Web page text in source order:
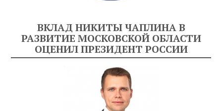
ВКЛАД НИКИТЫ ЧАПЛИНА В
РАЗВИТИЕ МОСКОВСКОЙ ОБЛАСТИ
ОЦЕНИЛ ПРЕЗИДЕНТ РОССИИ